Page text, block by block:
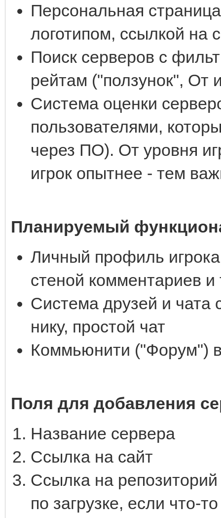
Персональная
логотипом, ссылкой на
Поиск серверов с
рейтам ("ползунок", От
Система оценки
пользователями,
через ПО). От уровня
игрок опытнее - тем
Планируемый
Личный профиль
стеной комментариев и
Система друзей и чата
нику, простой чат
Коммьюнити ("Форум")
Поля для добавления
Название сервера
Ссылка на сайт
Ссылка на
по загрузке, если что-